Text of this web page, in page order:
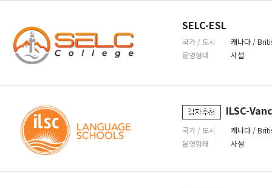
SELC-ESL
국가 / 도시
캐나다 /
운영형태
사설
ILSC-
국가 / 도시
캐나다 /
운영형태
사설